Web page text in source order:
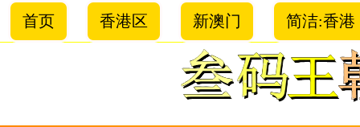
首页 香港区 新澳门 简洁:香港